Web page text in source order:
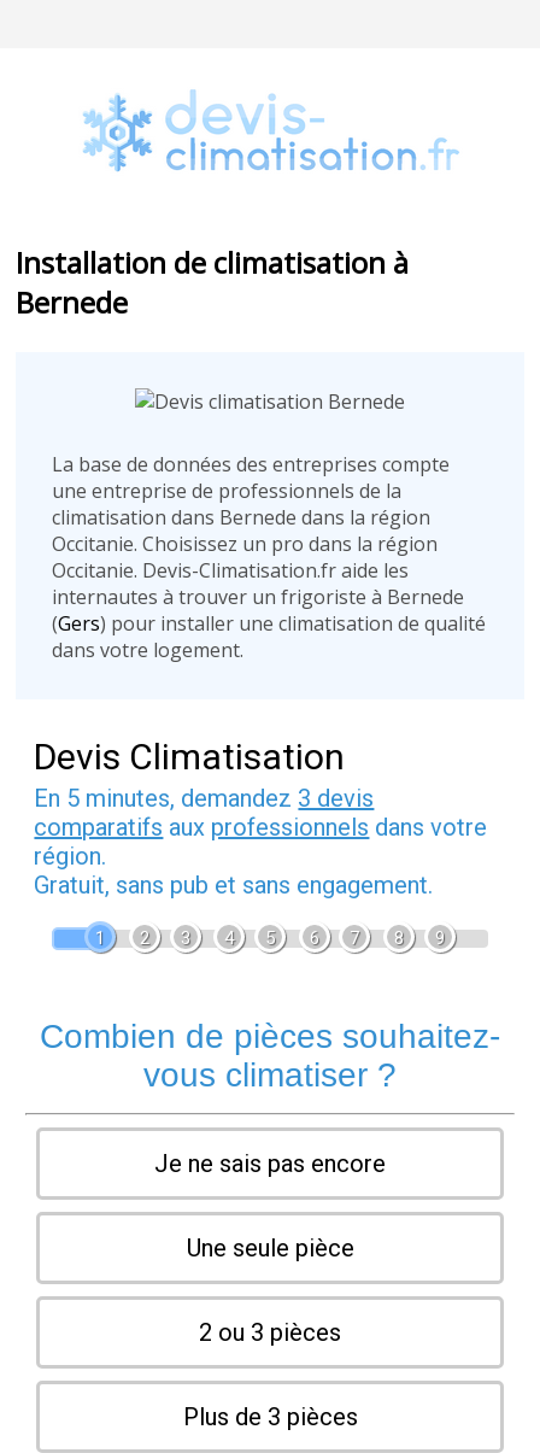
Installation de climatisation à
Bernede
La base de données des entreprises compte
une entreprise de professionnels de la
climatisation dans Bernede dans la région
Occitanie. Choisissez un pro dans la région
Occitanie. Devis-Climatisation.fr aide les
internautes à trouver un frigoriste à Bernede
(Gers) pour installer une climatisation de qualité
dans votre logement.
Devis Climatisation
En 5 minutes, demandez 3 devis
comparatifs aux professionnels dans votre
région.
Gratuit, sans pub et sans engagement.
1 2 3 4 5 6 7 8 9
Combien de pièces souhaitez-
vous climatiser ?
Je ne sais pas encore
Une seule pièce
2 ou 3 pièces
Plus de 3 pièces